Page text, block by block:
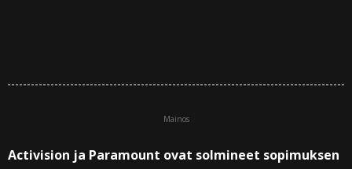
Mainos
Activision ja Paramount ovat solmineet sopimuksen